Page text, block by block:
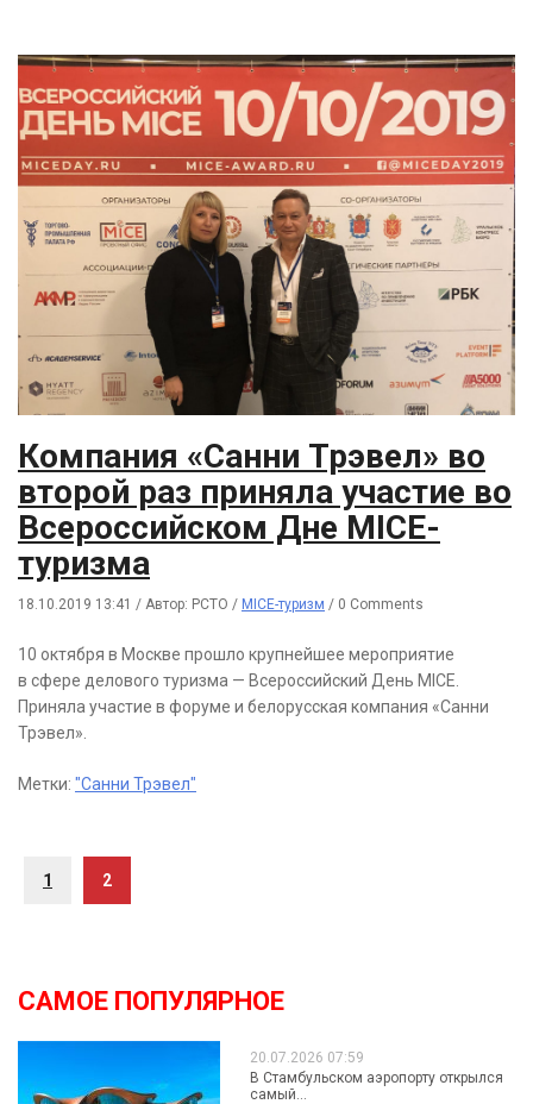
Компания «Санни Трэвел» во
второй раз приняла участие во
Всероссийском Дне MICE-
туризма
18.10.2019 13:41 / Автор: РСТО / MICE-туризм / 0 Comments
10 октября в Москве прошло крупнейшее мероприятие
в сфере делового туризма — Всероссийский День MICE.
Приняла участие в форуме и белорусская компания «Санни
Трэвел».
Метки: "Санни Трэвел"
1 2
САМОЕ ПОПУЛЯРНОЕ
20.07.2026 07:59
В Стамбульском аэропорту открылся
самый...